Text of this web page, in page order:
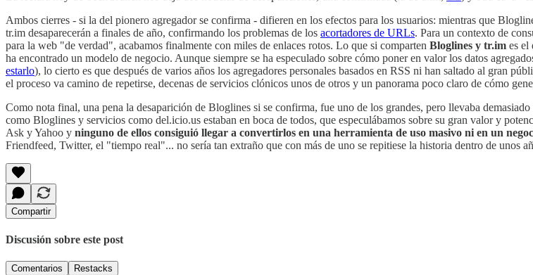
Ambos cierres - si la del pionero agregador se confirma - difieren en los efectos para los usuarios: mientras que
tr.im desaparecerán a finales de año, confirmando los problemas de los acortadores de URLs. Para un contexto de
para la web "de verdad", acabamos finalmente con miles de enlaces rotos. Lo que si comparten Bloglines y tr.im es el
ha encontrado un modelo de negocio. Aunque siempre se ha especulado sobre cómo poner en valor los datos
estarlo), lo cierto es que después de varios años los agregadores personales basados en RSS ni han saltado al gran
el proceso va camino de repetirse, decenas de servicios clónicos unos de otros y un panorama poco claro de cómo
Como nota final, una pena la desaparición de Bloglines si se confirma, fue uno de los grandes, pero llevaba
como Bloglines y servicios como del.icio.us estaban en boca de todos, que especulábamos sobre su gran valor y
Ask y Yahoo y ninguno de ellos consiguió llegar a convertirlos en una herramienta de uso masivo ni en un
Friendfeed, Twitter, el "tiempo real"... no sería tan extraño que con más de uno se repitiese la historia dentro de unos
Compartir
Discusión sobre este post
Comentarios Restacks